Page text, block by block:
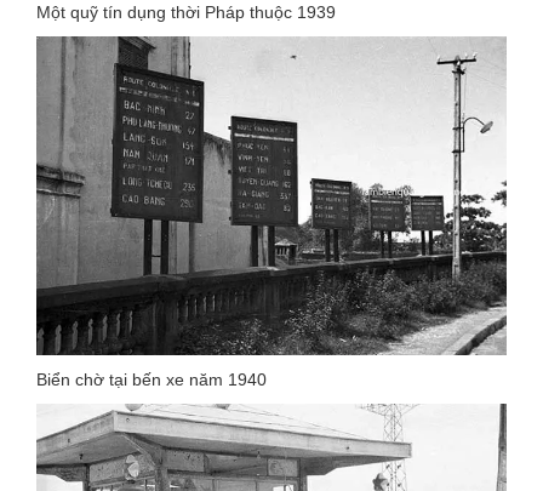
Một quỹ tín dụng thời Pháp thuộc 1939
Biển chờ tại bến xe năm 1940